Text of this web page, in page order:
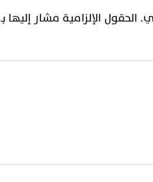
الحقول الإلزامية مشار إليها بـ